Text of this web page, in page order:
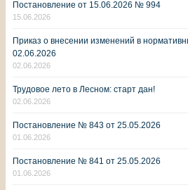
Постановление от 15.06.2026 № 994
15.06.2026
Приказ о внесении изменений в
02.06.2026
02.06.2026
Трудовое лето в Лесном: старт дан!
02.06.2026
Постановление № 843 от 25.05.2026
01.06.2026
Постановление № 841 от 25.05.2026
01.06.2026